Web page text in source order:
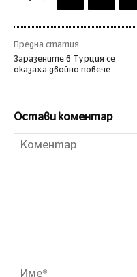
Предна статия
Заразените в Турция се
оказаха двойно повече
Остави коментар